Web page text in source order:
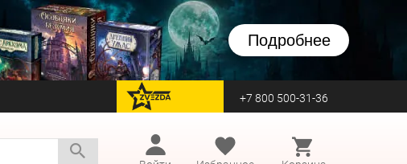
Подробнее
перейти на Zvezda +7 800 500-31-36